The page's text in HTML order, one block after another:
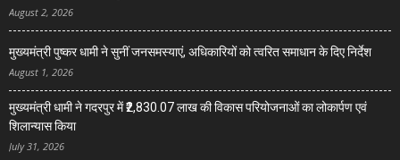
August 2, 2026
मुख्यमंत्री पुष्कर धामी ने सुनीं जनसमस्याएं, अधिकारियों को त्वरित समाधान के दिए निर्देश
August 1, 2026
मुख्यमंत्री धामी ने गदरपुर में ₹2,830.07 लाख की विकास परियोजनाओं का लोकार्पण एवं
शिलान्यास किया
July 31, 2026